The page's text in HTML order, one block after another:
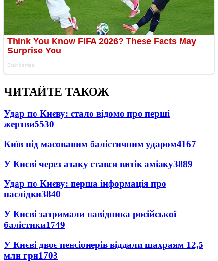
ЧИТАЙТЕ ТАКОЖ
Удар по Києву: стало відомо про перші
жертви5530
Київ під масованим балістичним ударом4167
У Києві через атаку стався витік аміаку3889
Удар по Києву: перша інформація про
наслідки3840
У Києві затримали навідника російської
балістики1749
У Києві двоє пенсіонерів віддали шахраям 12,5
млн грн1703